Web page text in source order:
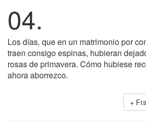
04.
Los días, que en un matrimonio por
traen consigo espinas, hubieran
rosas de primavera. Cómo hubiese
ahora aborrezco.
+